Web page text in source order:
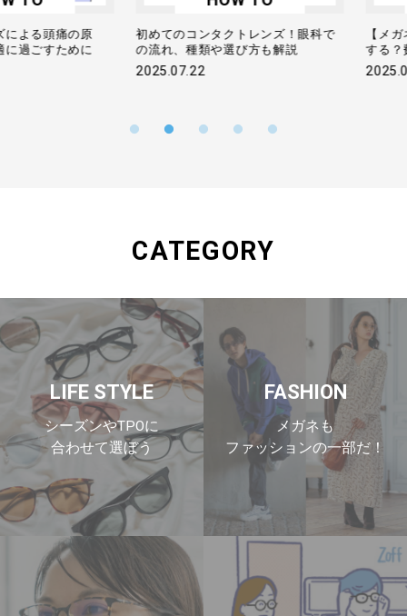
頭痛の原
すために
初めてのコンタクトレンズ！眼科で
の流れ、種類や選び方も解説
2025.07.22
【メガネ修
する？費用
2025.07.04
CATEGORY
LIFE STYLE
シーズンやTPOに
合わせて選ぼう
FASHION
メガネも
ファッションの一部だ！